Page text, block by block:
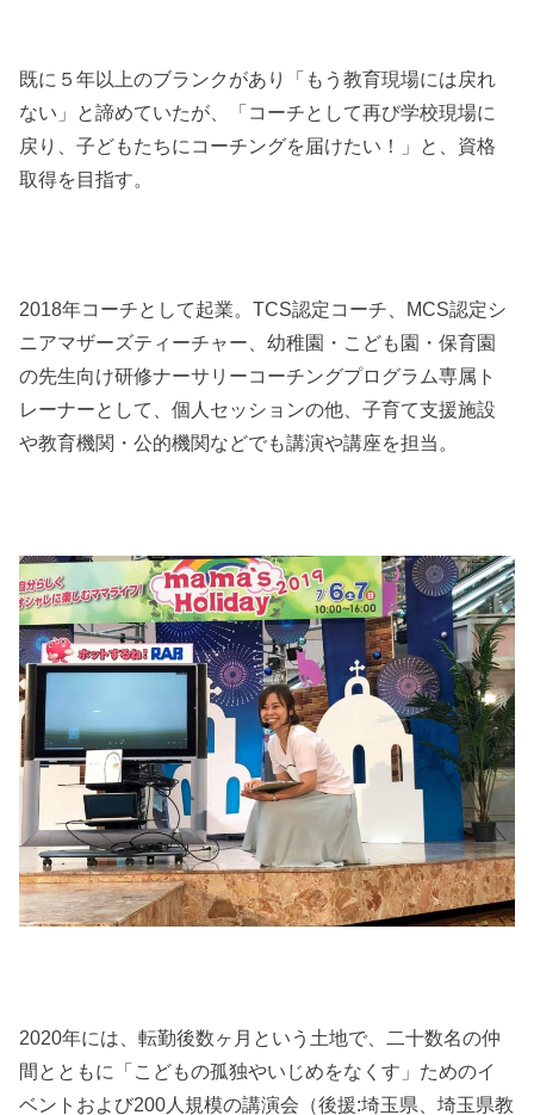
既に５年以上のブランクがあり「もう教育現場には戻れ
ない」と諦めていたが、「コーチとして再び学校現場に
戻り、子どもたちにコーチングを届けたい！」と、資格
取得を目指す。
2018年コーチとして起業。TCS認定コーチ、MCS認定シ
ニアマザーズティーチャー、幼稚園・こども園・保育園
の先生向け研修ナーサリーコーチングプログラム専属ト
レーナーとして、個人セッションの他、子育て支援施設
や教育機関・公的機関などでも講演や講座を担当。
2020年には、転勤後数ヶ月という土地で、二十数名の仲
間とともに「こどもの孤独やいじめをなくす」ためのイ
ベントおよび200人規模の講演会（後援:埼玉県、埼玉県教